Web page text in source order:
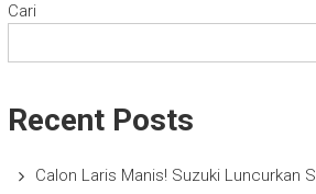
Cari
Recent Posts
Calon Laris Manis! Suzuki Luncurkan